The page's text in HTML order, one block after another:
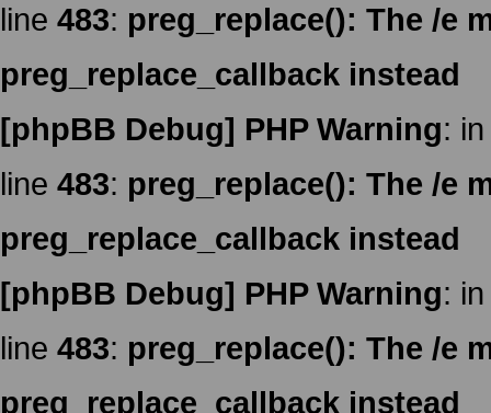
line 483: preg_replace(): The /e
preg_replace_callback instead
[phpBB Debug] PHP Warning:
line 483: preg_replace(): The /e
preg_replace_callback instead
[phpBB Debug] PHP Warning:
line 483: preg_replace(): The /e
preg_replace_callback instead